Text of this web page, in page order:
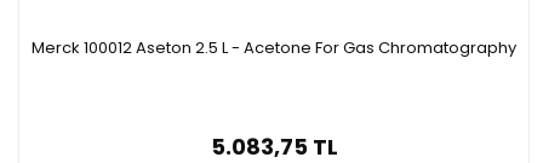
Merck 100012 Aseton 2.5 L - Acetone For Gas Chromatography
5.083,75 TL